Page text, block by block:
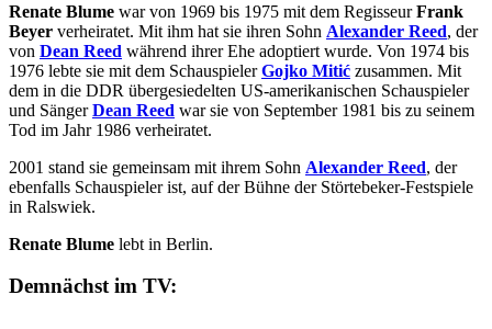
Renate Blume war von 1969 bis 1975 mit dem RegisseurFrank
Beyer verheiratet. Mit ihm hat sie ihren Sohn Alexander Reed, der
von Dean Reed während ihrer Ehe adoptiert wurde. Von 1974 bis
1976 lebte sie mit dem SchauspielerGojko Mitić zusammen. Mit
dem in die DDR übergesiedelten US-amerikanischen Schauspieler
und SängerDean Reed war sie von September 1981 bis zu seinem
Tod im Jahr 1986 verheiratet.
2001 stand sie gemeinsam mit ihrem Sohn Alexander Reed, der
ebenfalls Schauspieler ist, auf der Bühne der Störtebeker-Festspiele
in Ralswiek.
Renate Blume lebt in Berlin.
Demnächst im TV: